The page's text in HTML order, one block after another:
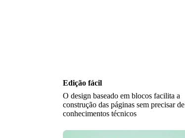
Edição fácil
O design baseado em blocos facilita a
construção das páginas sem precisar de
conhecimentos técnicos